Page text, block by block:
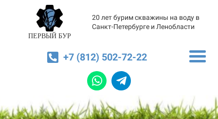
ПЕРВЫЙ БУР
20 лет бурим скважины на воду в
Санкт-Петербурге и Ленобласти
+7 (812) 502-72-22